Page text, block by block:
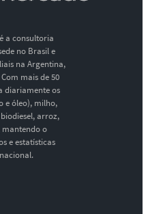
a consultoria
no Brasil e
na Argentina,
mais de 50
diariamente os
e óleo), milho,
arroz,
o
e estatísticas